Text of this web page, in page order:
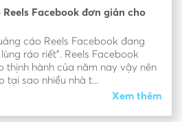
Facebook đơn giản cho
cáo Reels Facebook đang
ráo riết”. Reels Facebook
thịnh hành của năm nay vậy nên
tại sao nhiều nhà t...
Xem thêm